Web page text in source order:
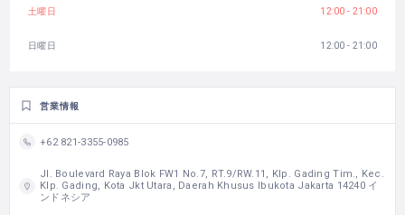
土曜日 12:00 - 21:00
日曜日 12:00 - 21:00
営業情報
+62 821-3355-0985
Jl. Boulevard Raya Blok FW1 No.7, RT.9/RW.11, Klp. Gading Tim., Kec.
Klp. Gading, Kota Jkt Utara, Daerah Khusus Ibukota Jakarta 14240 イ
ンドネシア